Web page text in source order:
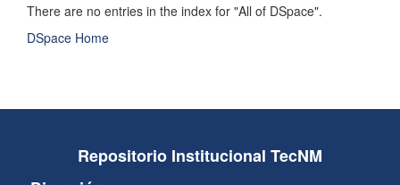
There are no entries in the index for "All of DSpace".
DSpace Home
Repositorio Institucional TecNM